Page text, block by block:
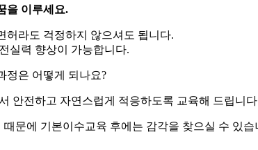
을 이루세요.
허라도 걱정하지 않으셔도 됩니다.
실력 향상이 가능합니다.
정은 어떻게 되나요?
안전하고 자연스럽게 적응하도록 교육해 드립니
문에 기본이수교육 후에는 감각을 찾으실 수 있습